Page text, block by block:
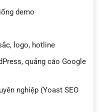
demo
logo, hotline
quảng cáo Google
nghiệp (Yoast SEO